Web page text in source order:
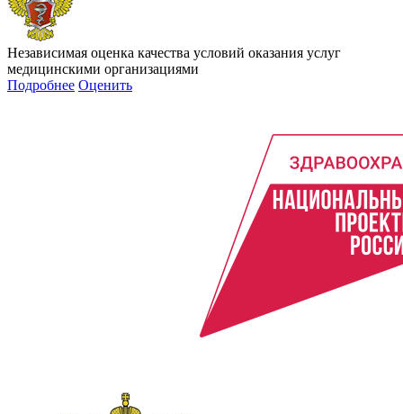
Независимая оценка качества условий оказания услуг
медицинскими организациями
Подробнее Оценить